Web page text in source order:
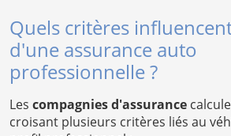
Quels critères
d'une assurance auto
professionnelle ?
Les compagnies d'assurance
croisant plusieurs critères liés au